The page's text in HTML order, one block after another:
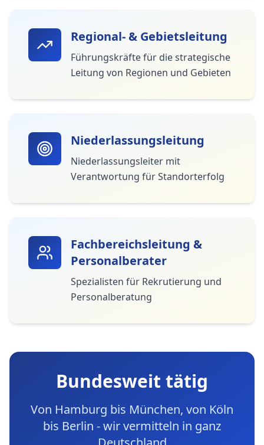
Regional- & Gebietsleitung
Führungskräfte für die strategische
Leitung von Regionen und Gebieten
Niederlassungsleitung
Niederlassungsleiter mit
Verantwortung für Standorterfolg
Fachbereichsleitung &
Personalberater
Spezialisten für Rekrutierung und
Personalberatung
Bundesweit tätig
Von Hamburg bis München, von Köln
bis Berlin - wir vermitteln in ganz